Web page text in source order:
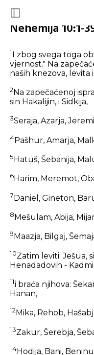
Nehemija 10:1-
1I zbog svega toga
vjernost." Na
naših knezova, levita i
2 Na zapečaćenoj
sin Hakalijin, i Sidkija,
3Seraja, Azarja,
4Pašhur, Amarja,
5 Hatuš, Šebanija,
6Harim, Meremot,
7Daniel, Gineton,
8 Mešulam, Abija,
9 Maazja, Bilgaj,
10Zatim leviti: Ješua,
Henadadovih -
11i braća njihova:
Hanan,
12Mika, Rehob,
13Zakur, Šerebja,
14Hodija, Bani,